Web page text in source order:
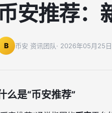
安推荐：
B 币安 资讯团队· 2026年05月25日
么是“币安推荐”